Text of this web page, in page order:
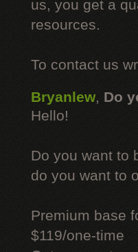
us, you get a
resources.
To contact us
Bryanlew, Do
Hello!
Do you want to
do you want to
Premium base
$119/one-time